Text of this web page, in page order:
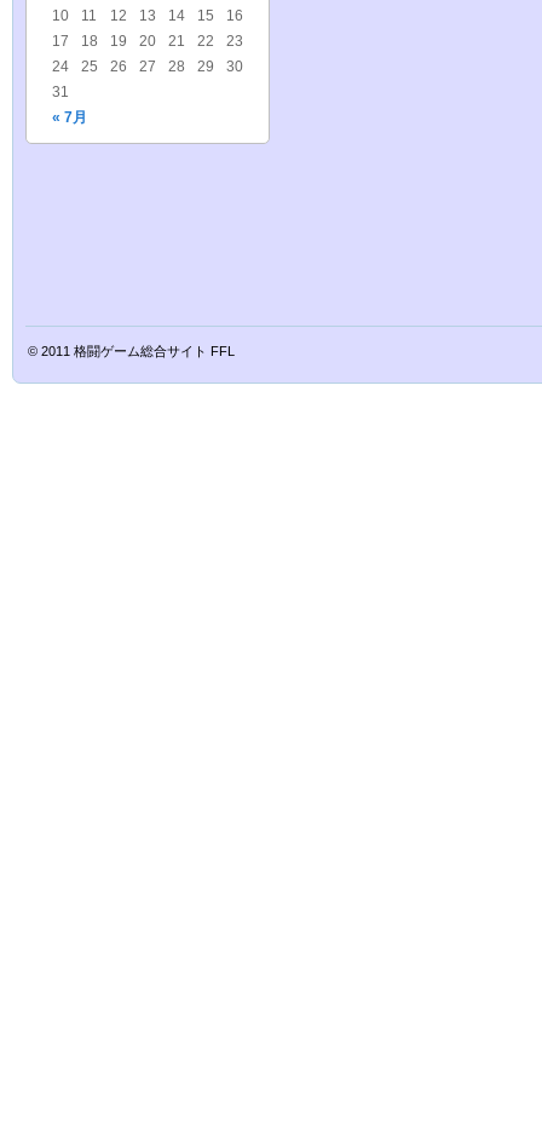
« 7月
10
11 12 13 14 15
16
17
18 19 20 21 22
23
24
25 26 27 28 29
30
31
© 2011 格闘ゲーム総合サイト FFL